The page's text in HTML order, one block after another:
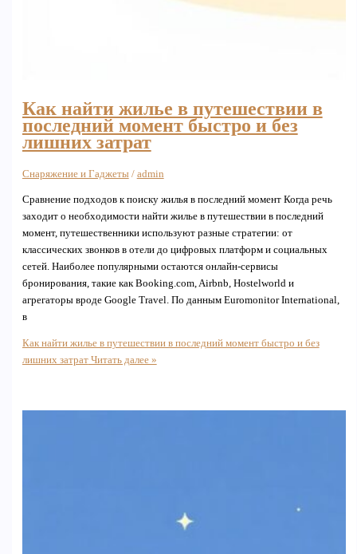
Как найти жилье в путешествии в
последний момент быстро и без
лишних затрат
Снаряжение и Гаджеты/ admin
Сравнение подходов к поиску жилья в последний момент Когда речь
заходит о необходимости найти жилье в путешествии в последний
момент, путешественники используют разные стратегии: от
классических звонков в отели до цифровых платформ и социальных
сетей. Наиболее популярными остаются онлайн-сервисы
бронирования, такие как Booking.com, Airbnb, Hostelworld и
агрегаторы вроде Google Travel. По данным Euromonitor International,
в
Как найти жилье в путешествии в последний момент быстро и без
лишних затратЧитать далее »